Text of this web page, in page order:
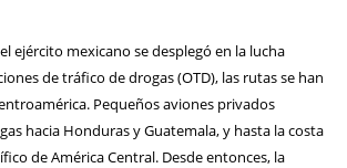
ejército mexicano se desplegó en la lucha
de tráfico de drogas (OTD), las rutas se han
Pequeños aviones privados
hacia Honduras y Guatemala, y hasta la costa
de América Central. Desde entonces, la